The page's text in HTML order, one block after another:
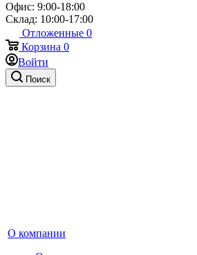
Офис: 9:00-18:00
Склад: 10:00-17:00
Отложенные 0
Корзина 0
Войти
Поиск
О компании